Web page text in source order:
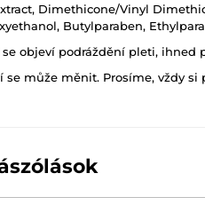
Dimethicone/Vinyl
Butylparaben,
se objeví podráždění pleti, ihned
se může měnit. Prosíme, vždy